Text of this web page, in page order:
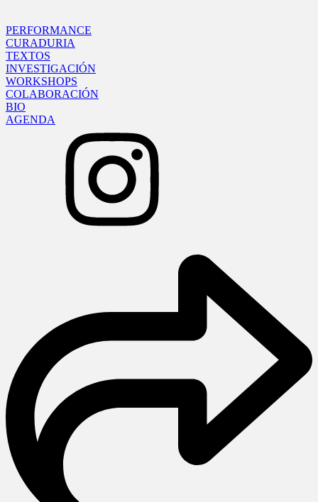
PERFORMANCE
CURADURIA
TEXTOS
INVESTIGACIÓN
WORKSHOPS
COLABORACIÓN
BIO
AGENDA